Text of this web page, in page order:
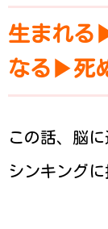
生まれる
なる▶︎死
この話、脳
シンキング